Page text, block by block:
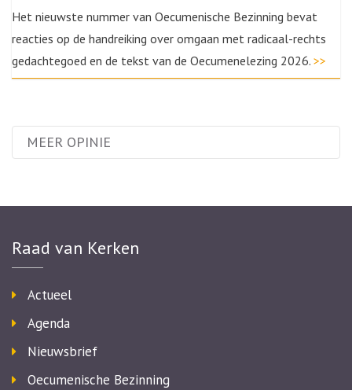
Het nieuwste nummer van Oecumenische Bezinning bevat
reacties op de handreiking over omgaan met radicaal-rechts
gedachtegoed en de tekst van de Oecumenelezing 2026. >>
MEER OPINIE
Raad van Kerken
Actueel
Agenda
Nieuwsbrief
Oecumenische Bezinning